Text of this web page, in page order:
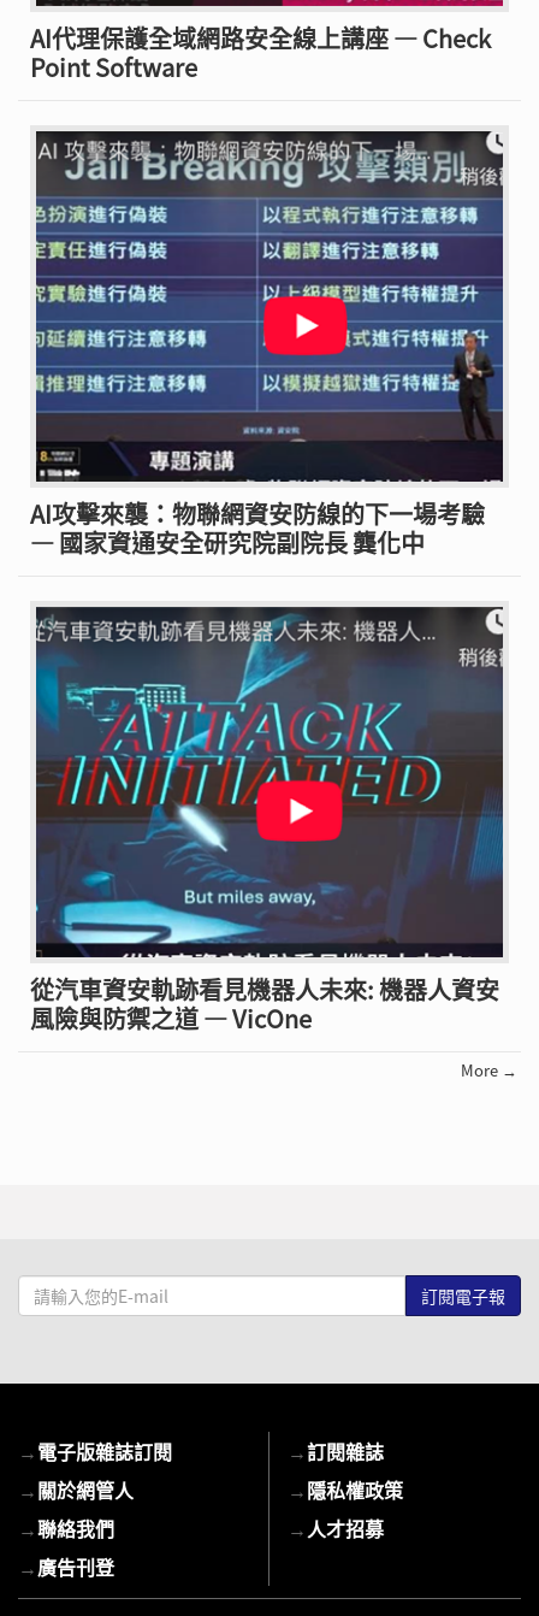
AI代理保護全域網路安全線上講座 — Check
Point Software
AI攻擊來襲：物聯網資安防線的下一場考驗
— 國家資通安全研究院副院長 龔化中
從汽車資安軌跡看見機器人未來: 機器人資安
風險與防禦之道 — VicOne
More →
請
輸
mail
→電子版雜誌訂閱
→關於網管人
→聯絡我們
→廣告刊登
→訂閱雜誌
→隱私權政策
→ 人才招募